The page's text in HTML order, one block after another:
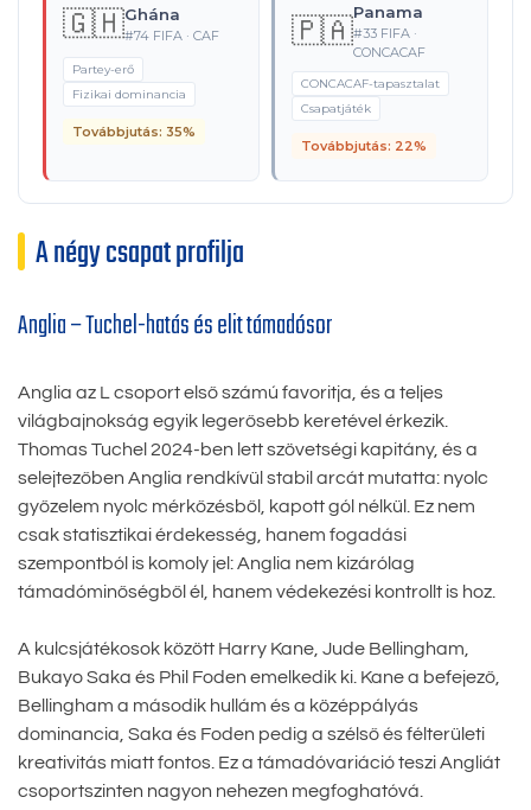
🇬🇭Ghána
#74 FIFA · CAF
Partey-erő
Fizikai dominancia
Továbbjutás: 35%
🇵🇦Panama
#33 FIFA ·
CONCACAF
CONCACAF-tapasztalat
Csapatjáték
Továbbjutás: 22%
A négy csapat profilja
Anglia – Tuchel-hatás és elit támadósor
Anglia az L csoport első számú favoritja, és a teljes
világbajnokság egyik legerősebb keretével érkezik.
Thomas Tuchel 2024-ben lett szövetségi kapitány, és a
selejtezőben Anglia rendkívül stabil arcát mutatta: nyolc
győzelem nyolc mérkőzésből, kapott gól nélkül. Ez nem
csak statisztikai érdekesség, hanem fogadási
szempontból is komoly jel: Anglia nem kizárólag
támadóminőségből él, hanem védekezési kontrollt is hoz.
A kulcsjátékosok között Harry Kane, Jude Bellingham,
Bukayo Saka és Phil Foden emelkedik ki. Kane a befejező,
Bellingham a második hullám és a középpályás
dominancia, Saka és Foden pedig a szélső és félterületi
kreativitás miatt fontos. Ez a támadóvariáció teszi Angliát
csoportszinten nagyon nehezen megfoghatóvá.